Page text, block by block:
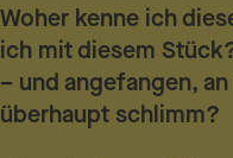
Woher kenne ich
ich mit diesem
– und angefangen,
überhaupt schlimm?